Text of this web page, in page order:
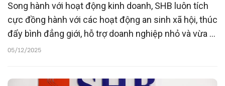
Song hành với hoạt động kinh doanh, SHB luôn tích
cực đồng hành với các hoạt động an sinh xã hội, thúc
đẩy bình đẳng giới, hỗ trợ doanh nghiệp nhỏ và vừa –
đặc biệt là các doanh nghiệp do phụ nữ làm chủ –
05/12/2025